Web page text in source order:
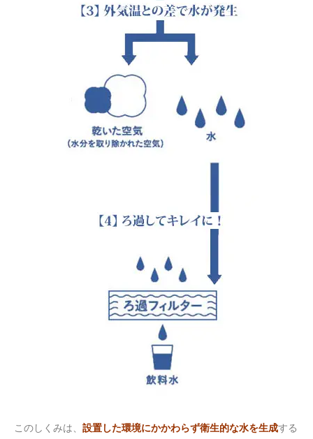
このしくみは、 設置した環境にかかわらず衛生的な水を生成する